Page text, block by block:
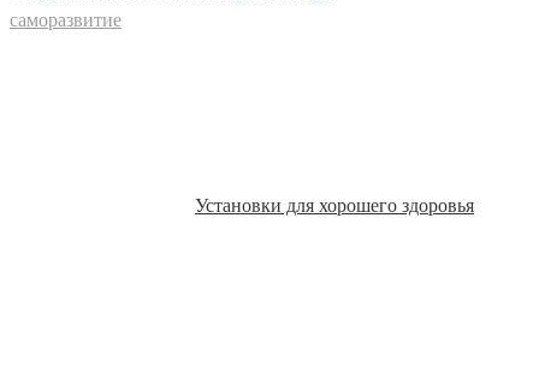
саморазвитие
Установки для хорошего здоровья